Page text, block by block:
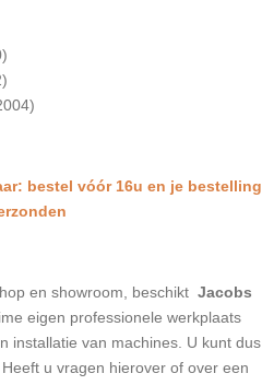
bestel vóór 16u en je bestelling
en showroom, beschikt Jacobs
eigen professionele werkplaats
installatie van machines. U kunt dus
u vragen hierover of over een